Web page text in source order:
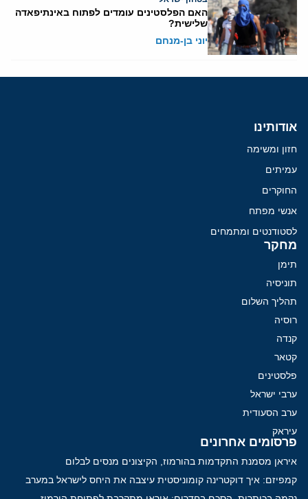
האם הפלסטינים עומדים לפתוח באינתיפאדה
שלישית?
יוני בן-מנחם
אודותינו
חזון ומשימה
עמיתים
החוקרים
אנשי מפתח
לסטודנטים ומתמחים
מחקר
תימן
תוניסיה
תהליך השלום
רוסיה
קנדה
קטאר
פלסטינים
ערבי ישראל
ערב הסעודית
עיראק
פרסומים אחרונים
איראן מסמנת התקדמות בהורמוז, הקיצונים מנסים לבלום
קמפיזם: איך דוקטרינה קומוניסטית עיצבה את היחס לישראל במערב